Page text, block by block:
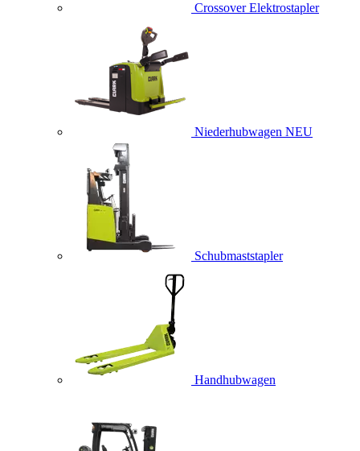
Crossover Elektrostapler
Niederhubwagen NEU
Schubmaststapler
Handhubwagen